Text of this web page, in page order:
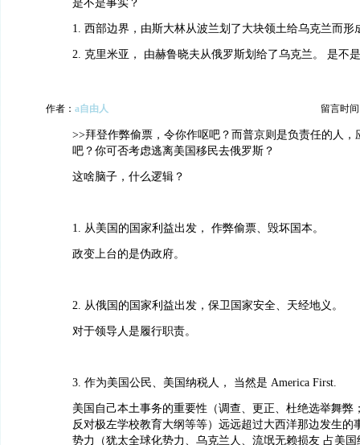
是不是事实？
1. 西部边界，由斯大林从波兰划了大块领土给乌克兰而形
2. 克里米亚， 由赫鲁晓夫从俄罗斯划给了乌克兰。 是不
作者： a自由人 留言时间
>>拜登作弊偷票，令你作呕吧？而普京则是负责任的人，
吧？你可否考虑逃离美国移民去俄罗斯？
这啥脑子，什么逻辑？
1. 从美国的国家利益出发， 作弊偷票、毁坏国本。
政变上台的是伪政府。
2. 从俄国的国家利益出发，保卫国家安全、天经地义。
对于领导人是履行职责。
3. 作为美国公民、美国纳税人， 当然是 America First.
美国自己本土事务的重要性（调查、更正、杜绝选举舞弊
反对极左学校教育大纲等等）远远超过大西洋那边发生的
势力（犹太全球化势力、乌克兰人、流氓无赖损友 占美